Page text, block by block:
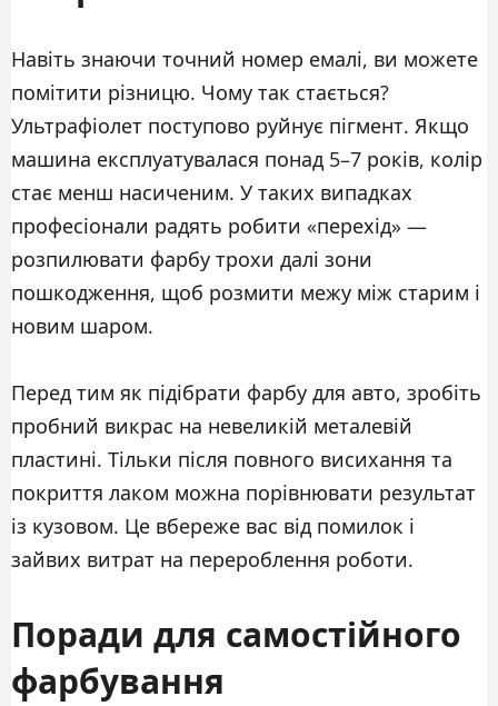
Навіть знаючи точний номер емалі, ви можете
помітити різницю. Чому так стається?
Ультрафіолет поступово руйнує пігмент. Якщо
машина експлуатувалася понад 5–7 років, колір
стає менш насиченим. У таких випадках
професіонали радять робити «перехід» —
розпилювати фарбу трохи далі зони
пошкодження, щоб розмити межу між старим і
новим шаром.
Перед тим як підібрати фарбу для авто, зробіть
пробний викрас на невеликій металевій
пластині. Тільки після повного висихання та
покриття лаком можна порівнювати результат
із кузовом. Це вбереже вас від помилок і
зайвих витрат на перероблення роботи.
Поради для самостійного
фарбування